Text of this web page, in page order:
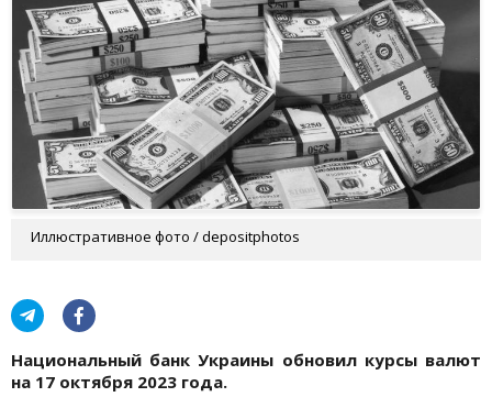
Иллюстративное фото / depositphotos
Национальный банк Украины обновил курсы валют
на 17 октября 2023 года.